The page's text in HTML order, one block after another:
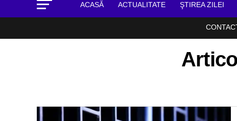
ACASĂ ACTUALITATE ŞTIREA ZILEI